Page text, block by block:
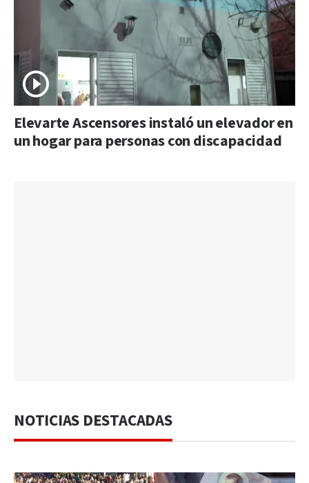
Elevarte Ascensores instaló un elevador en
un hogar para personas con discapacidad
NOTICIAS DESTACADAS